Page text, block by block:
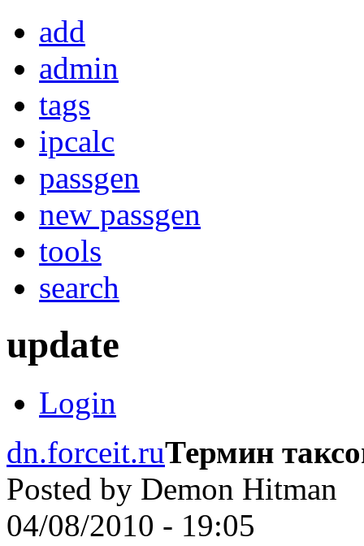
add
admin
tags
ipcalc
passgen
new passgen
tools
search
update
Login
dn.forceit.ruТермин
Posted by Demon Hitman
04/08/2010 - 19:05